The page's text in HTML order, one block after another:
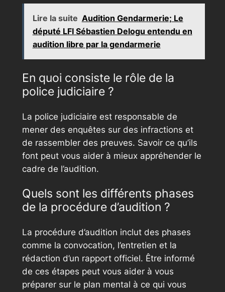
Lire la suite Audition Gendarmerie; Le
député LFI Sébastien Delogu entendu en
audition libre par la gendarmerie
En quoi consiste le rôle de la
police judiciaire ?
La police judiciaire est responsable de
mener des enquêtes sur des infractions et
de rassembler des preuves. Savoir ce qu’ils
font peut vous aider à mieux appréhender le
cadre de l’audition.
Quels sont les différents phases
de la procédure d’audition ?
La procédure d’audition inclut des phases
comme la convocation, l’entretien et la
rédaction d’un rapport officiel. Être informé
de ces étapes peut vous aider à vous
préparer sur le plan mental à ce qui vous